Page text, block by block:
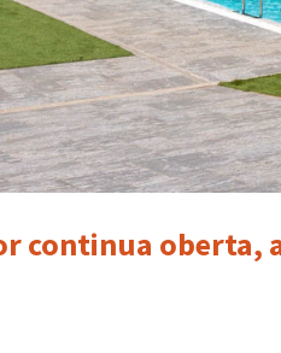
continua oberta,